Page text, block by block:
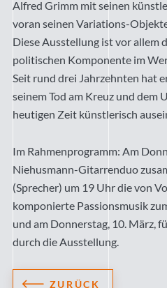
Alfred Grimm mit seinen
voran seinen Variations-
Diese Ausstellung ist vor allem
politischen Komponente im
Seit rund drei Jahrzehnten hat
seinem Tod am Kreuz und dem
heutigen Zeit künstlerisch
Im Rahmenprogramm: Am
Niehusmann-Gitarrenduo
(Sprecher) um 19 Uhr die von
komponierte Passionsmusik
und am Donnerstag, 10. März,
durch die Ausstellung.
ZURÜCK